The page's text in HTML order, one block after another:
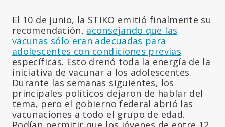
El 10 de junio, la STIKO emitió finalmente su
recomendación, aconsejando que las
vacunas sólo eran adecuadas para
adolescentes con condiciones previas
específicas. Esto drenó toda la energía de la
iniciativa de vacunar a los adolescentes.
Durante las semanas siguientes, los
principales políticos dejaron de hablar del
tema, pero el gobierno federal abrió las
vacunaciones a todo el grupo de edad.